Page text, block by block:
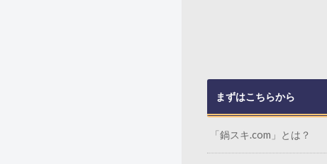
まずはこちらから
「鍋スキ.com」とは？